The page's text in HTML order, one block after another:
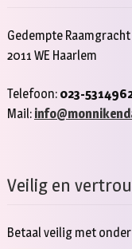
Gedempte
2011 WE Haarlem
Telefoon: 023-
Mail:
Veilig en
Betaal veilig met